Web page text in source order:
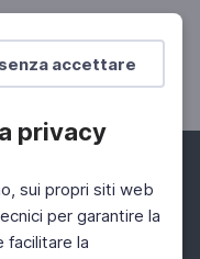
accettare
privacy
sui propri siti web
per garantire la
facilitare la
vita
Twitter